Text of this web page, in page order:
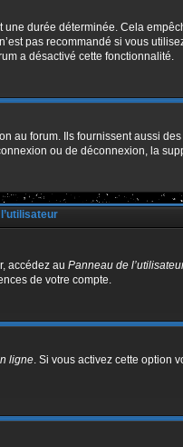
durée déterminée. Cela
pas recommandé si vous
a désactivé cette fonctionnalité.
au forum. Ils fournissent aussi
ou de déconnexion, la
accédez au Panneau de
de votre compte.
ligne. Si vous activez cette option